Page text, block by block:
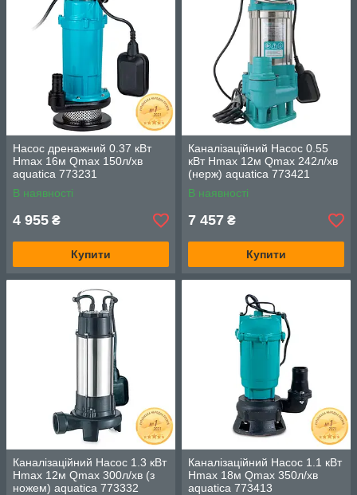
Насос дренажний 0.37 кВт
Hmax 16м Qmax 150л/хв
aquatica 773231
В наявності
4 955 ₴
Купити
Каналізаційний Насос 0.55
кВт Hmax 12м Qmax 242л/хв
(нерж) aquatica 773421
В наявності
7 457 ₴
Купити
Каналізаційний Насос 1.3 кВт
Hmax 12м Qmax 300л/хв (з
ножем) aquatica 773332
Каналізаційний Насос 1.1 кВт
Hmax 18м Qmax 350л/хв
aquatica 773413